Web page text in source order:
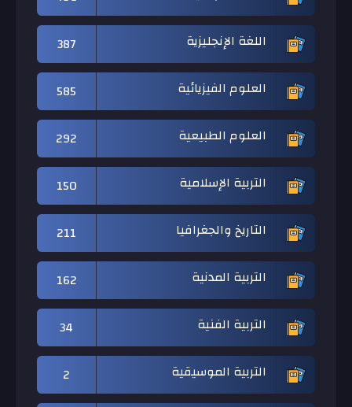
اللغة الإنجليزية
387
العلوم الفيزيائية
585
العلوم الطبيعية
292
التربية الإسلامية
150
التاريخ والجغرافيا
211
التربية المدنية
162
التربية الفنية
34
التربية الموسيقية
2